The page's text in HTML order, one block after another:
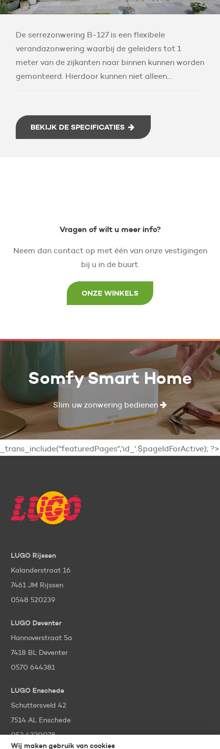
Wij maken gebruik van cookies
De serrezonwering B-127 is een flexibele
verandazonwering waarbij de geleiders tot 1
meter van de zijkanten naar binnen kunnen worden
gemonteerd. Hierdoor kunnen niet alleen...
BEKIJK DE SPECIFICATIES
Vragen of wilt u meer info?
Neem dan contact op met één van onze vestigingen
bij u in de buurt.
ONZE WINKELS
Somfy Smart Home
Slim uw zonwering bedienen
_trans_include("featuredPages",'id_'.$pageIdForActive); ?>
LUGO Rijssen
Kalanderstraat 16
7461 JM Rijssen
0548 520239
LUGO Deventer
Hannoverstraat 5a
7418 BL Deventer
0570 644381
LUGO Enschede
Schuttersveld 42
7514 AL Enschede
053 4320078